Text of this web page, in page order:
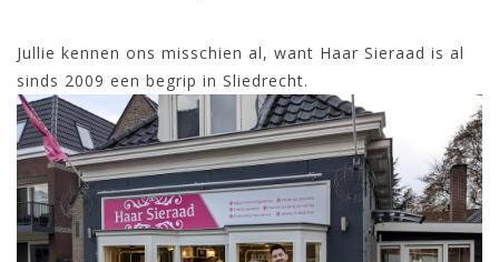
Jullie kennen ons misschien al, want Haar Sieraad is al
sinds 2009 een begrip in Sliedrecht.